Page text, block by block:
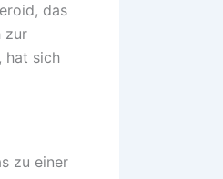
das
zur
hat sich
zu einer